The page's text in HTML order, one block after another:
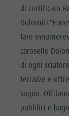
di certificato
Dolomiti
fare
carosello
di ogni
terrazze e
sogno.
pubblici e